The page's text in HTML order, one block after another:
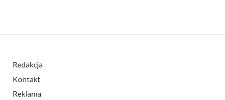
Redakcja
Kontakt
Reklama